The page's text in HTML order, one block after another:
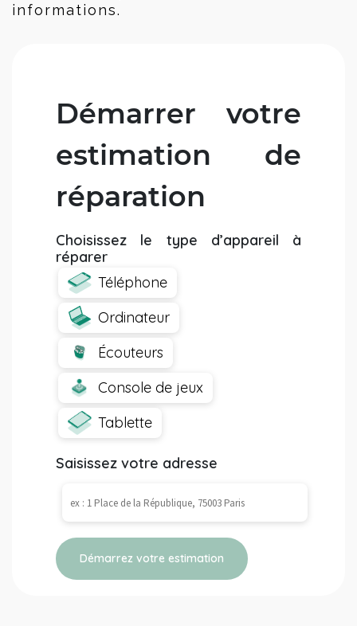
informations.
Démarrer votre
estimation de
réparation
Choisissez le type d’appareil à
réparer
Téléphone
Ordinateur
Écouteurs
Console de jeux
Tablette
Saisissez votre adresse
Démarrez votre estimation